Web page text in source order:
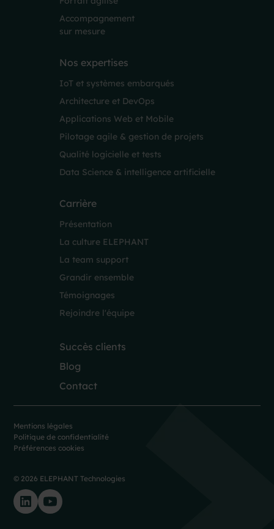
Accompagnement
sur mesure
Nos expertises
IoT et systèmes embarqués
Architecture et DevOps
Applications Web et Mobile
Pilotage agile & gestion de projets
Qualité logicielle et tests
Data Science & intelligence artificielle
Carrière
Présentation
La culture ELEPHANT
La team support
Grandir ensemble
Témoignages
Rejoindre l'équipe
Succès clients
Blog
Contact
© 2026 ELEPHANT Technologies
Mentions légales
Politique de confidentialité
Préférences cookies